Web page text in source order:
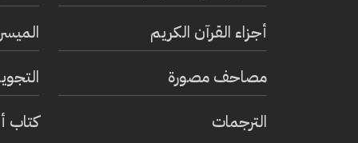
أجزاء القرآن الكريم
مصاحف مصورة
الترجمات
كتاب